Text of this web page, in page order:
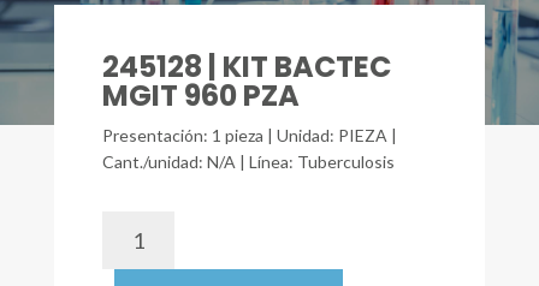
245128 | KIT BACTEC
MGIT 960 PZA
Presentación: 1 pieza | Unidad: PIEZA |
Cant./unidad: N/A | Línea: Tuberculosis